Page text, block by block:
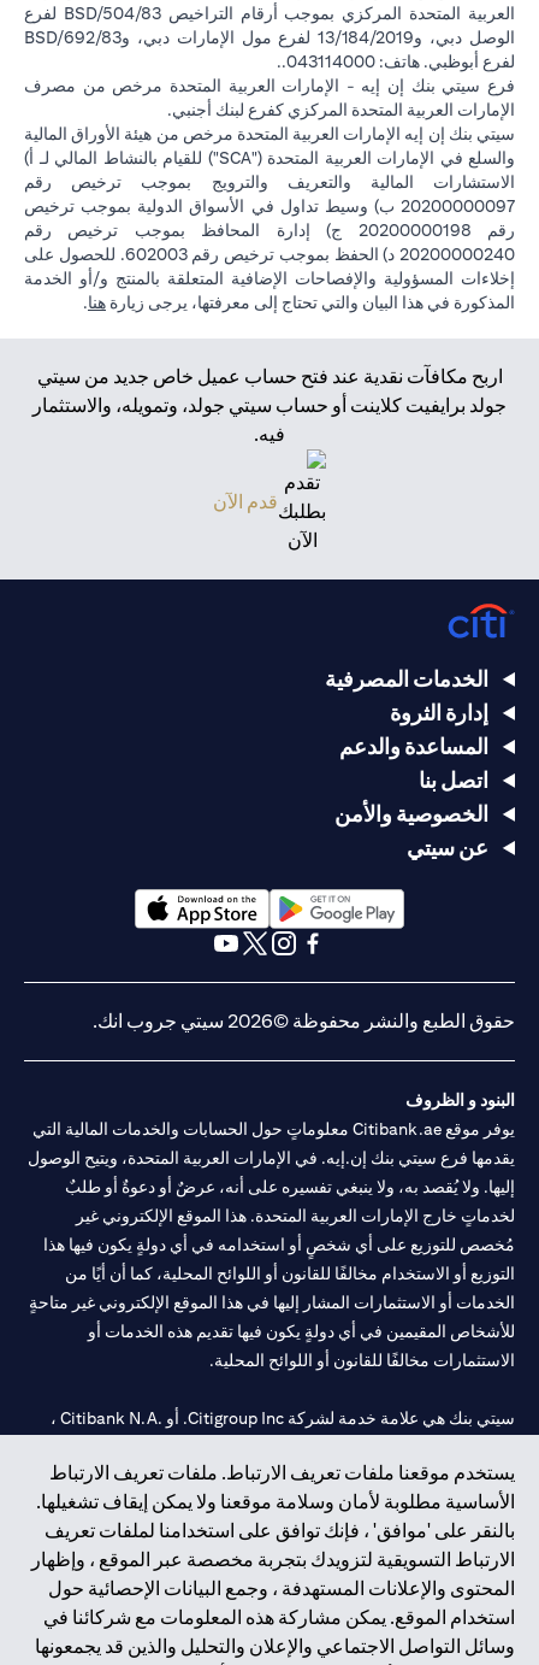
العربية المتحدة المركزي بموجب أرقام التراخيص BSD/504/83 لفرع
الوصل دبي، و13/184/2019 لفرع مول الإمارات دبي، وBSD/692/83
لفرع أبوظبي. هاتف: 043114000..
فرع سيتي بنك إن إيه - الإمارات العربية المتحدة مرخص من مصرف
الإمارات العربية المتحدة المركزي كفرع لبنك أجنبي.
سيتي بنك إن إيه الإمارات العربية المتحدة مرخص من هيئة الأوراق المالية
والسلع في الإمارات العربية المتحدة ("SCA") للقيام بالنشاط المالي لـ أ)
الاستشارات المالية والتعريف والترويج بموجب ترخيص رقم
20200000097 ب) وسيط تداول في الأسواق الدولية بموجب ترخيص
رقم 20200000198 ج) إدارة المحافظ بموجب ترخيص رقم
20200000240 د) الحفظ بموجب ترخيص رقم 602003. للحصول على
إخلاءات المسؤولية والإفصاحات الإضافية المتعلقة بالمنتج و/أو الخدمة
المذكورة في هذا البيان والتي تحتاج إلى معرفتها، يرجى زيارة هنا.
اربح مكافآت نقدية عند فتح حساب عميل خاص جديد من سيتي
جولد برايفيت كلاينت أو حساب سيتي جولد، وتمويله، والاستثمار
فيه.
قدم الآن
يستخدم موقعنا ملفات تعريف الارتباط. ملفات تعريف الارتباط
الأساسية مطلوبة لأمان وسلامة موقعنا ولا يمكن إيقاف تشغيلها.
بالنقر على 'موافق' ، فإنك توافق على استخدامنا لملفات تعريف
الارتباط التسويقية لتزويدك بتجربة مخصصة عبر الموقع ، وإظهار
المحتوى والإعلانات المستهدفة ، وجمع البيانات الإحصائية حول
استخدام الموقع. يمكن مشاركة هذه المعلومات مع شركائنا في
وسائل التواصل الاجتماعي والإعلان والتحليل والذين قد يجمعونها
الخدمات المصرفية
إدارة الثروة
المساعدة والدعم
اتصل بنا
الخصوصية والأمن
عن سيتي
(opens in a new tab)
حقوق الطبع والنشر محفوظة ©2026 سيتي جروب انك.
البنود و الظروف
يوفر موقع Citibank.ae معلوماتٍ حول الحسابات والخدمات المالية التي
يقدمها فرع سيتي بنك إن.إيه. في الإمارات العربية المتحدة، ويتيح الوصول
إليها. ولا يُقصد به، ولا ينبغي تفسيره على أنه، عرضٌ أو دعوةٌ أو طلبٌ
لخدماتٍ خارج الإمارات العربية المتحدة. هذا الموقع الإلكتروني غير
مُخصص للتوزيع على أي شخصٍ أو استخدامه في أي دولةٍ يكون فيها هذا
التوزيع أو الاستخدام مخالفًا للقانون أو اللوائح المحلية، كما أن أيًا من
الخدمات أو الاستثمارات المشار إليها في هذا الموقع الإلكتروني غير متاحةٍ
للأشخاص المقيمين في أي دولةٍ يكون فيها تقديم هذه الخدمات أو
الاستثمارات مخالفًا للقانون أو اللوائح المحلية.
سيتي بنك هي علامة خدمة لشركة Citigroup Inc. أو .Citibank N.A ،
سيتي بنك إن. إيه. الإمارات مسجل لدى مصرف الإمارات المركزي تحت
أرقام التراخيص 202563 لفرع الوصل في دبي، 531989 لفرع مول
الإمارات في دبي، وCN-1002019لفرع أبوظبي. هاتف: 4000 311 04.
فرع سيتي بنك إن إيه - الإمارات العربية المتحدة مرخص من مصرف
الإمارات العربية المتحدة المركزي كفرع لبنك أجنبي.
سيتي بنك إن إيه الإمارات العربية المتحدة مرخص من هيئة الأوراق المالية